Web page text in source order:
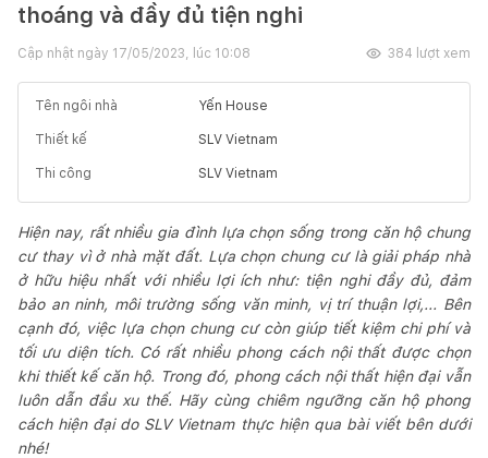
thoáng và đầy đủ tiện nghi
Cập nhật ngày 17/05/2023, lúc 10:08 384 lượt xem
Tên ngôi nhà Yến House
Thiết kế SLV Vietnam
Thi công SLV Vietnam
Hiện nay, rất nhiều gia đình lựa chọn sống trong căn hộ chung
cư thay vì ở nhà mặt đất. Lựa chọn chung cư là giải pháp nhà
ở hữu hiệu nhất với nhiều lợi ích như: tiện nghi đầy đủ, đảm
bảo an ninh, môi trường sống văn minh, vị trí thuận lợi,... Bên
cạnh đó, việc lựa chọn chung cư còn giúp tiết kiệm chi phí và
tối ưu diện tích. Có rất nhiều phong cách nội thất được chọn
khi thiết kế căn hộ. Trong đó, phong cách nội thất hiện đại vẫn
luôn dẫn đầu xu thế. Hãy cùng chiêm ngưỡng căn hộ phong
cách hiện đại do SLV Vietnam thực hiện qua bài viết bên dưới
nhé!